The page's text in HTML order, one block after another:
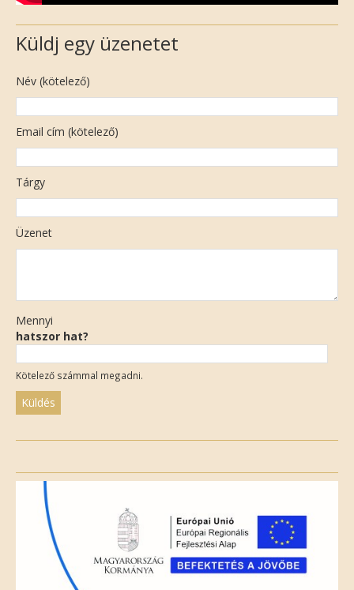
Küldj egy üzenetet
Név (kötelező)
Email cím (kötelező)
Tárgy
Üzenet
Mennyi
hatszor hat?
Kötelező számmal megadni.
field
empty.